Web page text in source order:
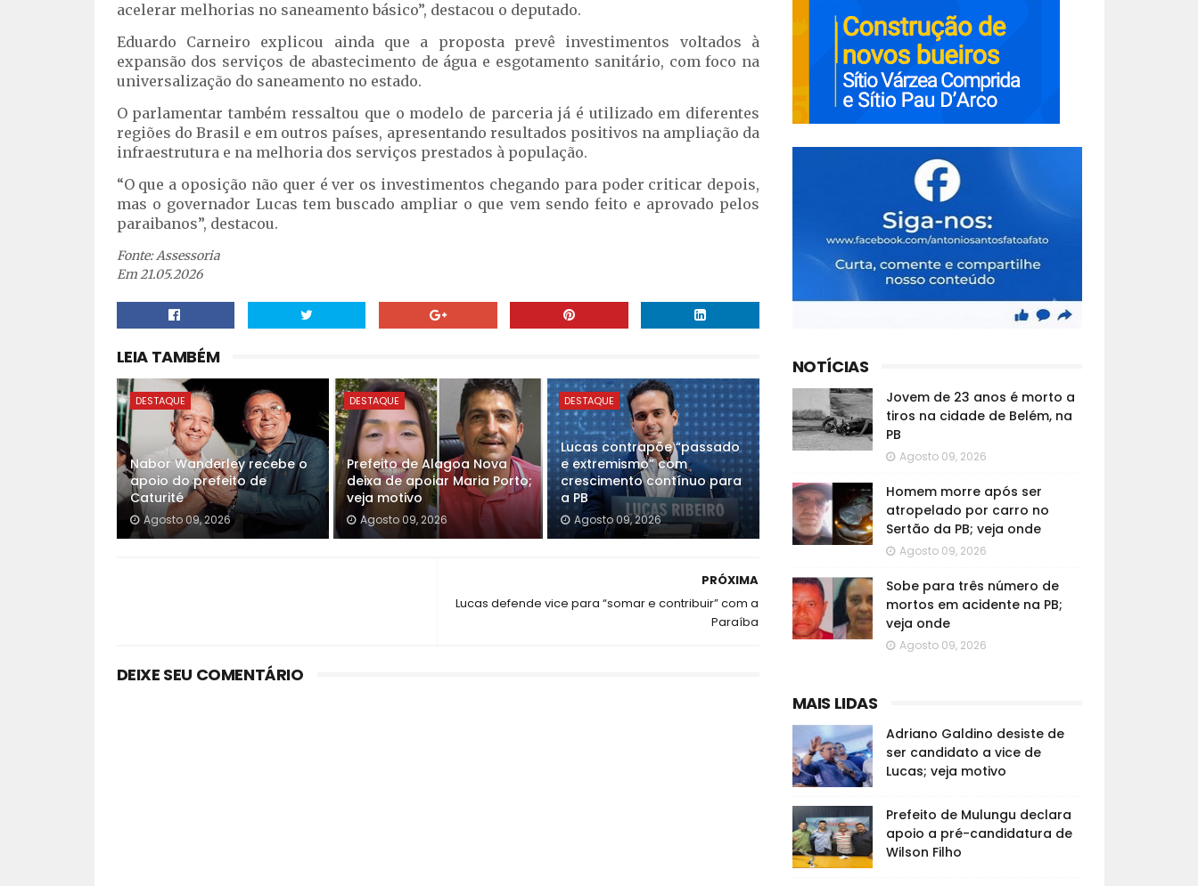
acelerar melhorias no saneamento básico”, destacou o deputado.
Eduardo Carneiro explicou ainda que a proposta prevê investimentos voltados à
expansão dos serviços de abastecimento de água e esgotamento sanitário, com foco na
universalização do saneamento no estado.
O parlamentar também ressaltou que o modelo de parceria já é utilizado em diferentes
regiões do Brasil e em outros países, apresentando resultados positivos na ampliação da
infraestrutura e na melhoria dos serviços prestados à população.
“O que a oposição não quer é ver os investimentos chegando para poder criticar depois,
mas o governador Lucas tem buscado ampliar o que vem sendo feito e aprovado pelos
paraibanos”, destacou.
Fonte: Assessoria
Em 21.05.2026
LEIA TAMBÉM
DESTAQUE
Nabor Wanderley recebe o
apoio do prefeito de
Caturité
Agosto 09, 2026
DESTAQUE
Prefeito de Alagoa Nova
deixa de apoiar Maria Porto;
veja motivo
Agosto 09, 2026
DESTAQUE
Lucas contrapõe “passado
e extremismo” com
crescimento contínuo para
a PB
Agosto 09, 2026
PRÓXIMA
Lucas defende vice para “somar e contribuir” com a
Paraíba
DEIXE SEU COMENTÁRIO
NOTÍCIAS
Jovem de 23 anos é morto a
tiros na cidade de Belém, na
PB
Agosto 09, 2026
Homem morre após ser
atropelado por carro no
Sertão da PB; veja onde
Agosto 09, 2026
Sobe para três número de
mortos em acidente na PB;
veja onde
Agosto 09, 2026
MAIS LIDAS
Adriano Galdino desiste de
ser candidato a vice de
Lucas; veja motivo
Prefeito de Mulungu declara
apoio a pré-candidatura de
Wilson Filho